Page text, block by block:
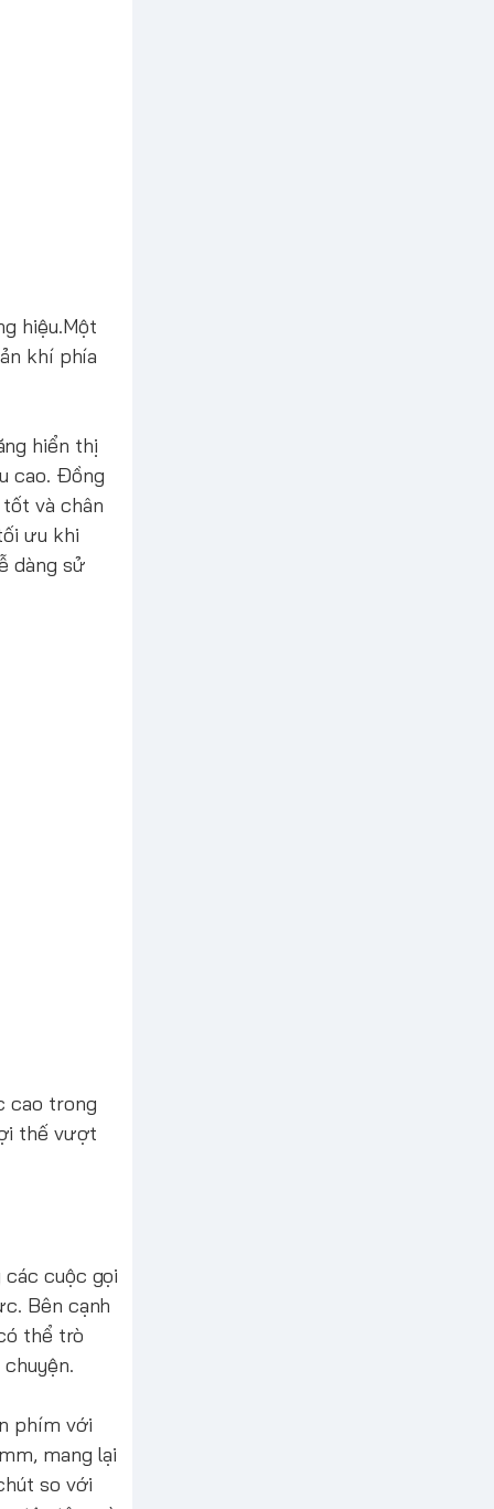
hiệu.Một
khí phía
hiển thị
cao. Đồng
và chân
ưu khi
dàng sử
cao trong
thế vượt
cuộc gọi
Bên cạnh
thể trò
phím với
mang lại
so với